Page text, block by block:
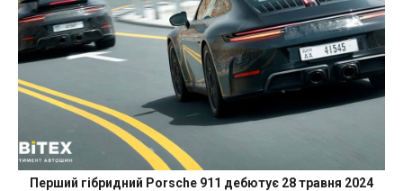
Перший гібридний Porsche 911 дебютує 28 травня 2024